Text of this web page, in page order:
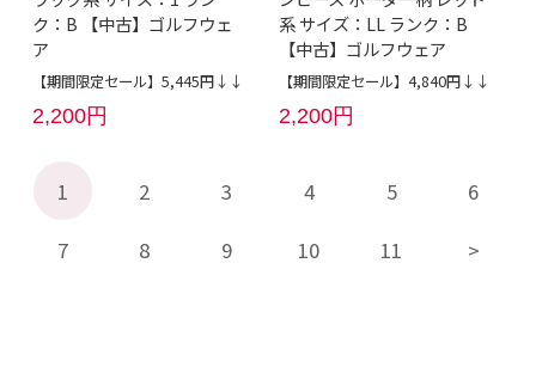
ク：B 【中古】ゴルフウェ
ア
【期間限定セール】5,445円↓↓
2,200円
系 サイズ：LL ランク：B
【中古】ゴルフウェア
【期間限定セール】4,840円↓↓
2,200円
1 2 3 4 5 6
7 8 9 10 11